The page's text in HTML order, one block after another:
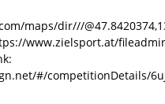
maps/dir///
www.zielsport.at/
#/competitionDetails/